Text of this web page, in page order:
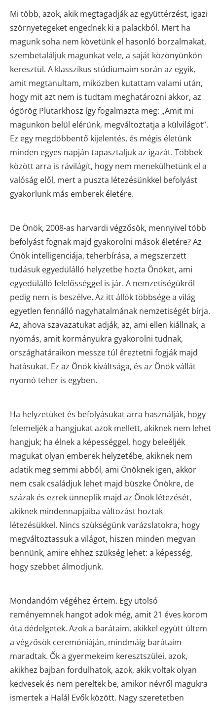
Mi több, azok, akik megtagadják az együttérzést, igazi
szörnyetegeket engednek ki a palackból. Mert ha
magunk soha nem követünk el hasonló borzalmakat,
szembetaláljuk magunkat vele, a saját közönyünkön
keresztül. A klasszikus stúdiumaim során az egyik,
amit megtanultam, miközben kutattam valami után,
hogy mit azt nem is tudtam meghatározni akkor, az
ógörög Plutarkhosz így fogalmazta meg: „Amit mi
magunkon belül elérünk, megváltoztatja a külvilágot”.
Ez egy megdöbbentő kijelentés, és mégis életünk
minden egyes napján tapasztaljuk az igazát. Többek
között arra is rávilágít, hogy nem menekülhetünk el a
valóság elől, mert a puszta létezésünkkel befolyást
gyakorlunk más emberek életére.
De Önök, 2008-as harvardi végzősök, mennyivel több
befolyást fognak majd gyakorolni mások életére? Az
Önök intelligenciája, teherbírása, a megszerzett
tudásuk egyedülálló helyzetbe hozta Önöket, ami
egyedülálló felelősséggel is jár. A nemzetiségükről
pedig nem is beszélve. Az itt állók többsége a világ
egyetlen fennálló nagyhatalmának nemzetiségét bírja.
Az, ahova szavazatukat adják, az, ami ellen kiállnak, a
nyomás, amit kormányukra gyakorolni tudnak,
országhatáraikon messze túl éreztetni fogják majd
hatásukat. Ez az Önök kiváltsága, és az Önök vállát
nyomó teher is egyben.
Ha helyzetüket és befolyásukat arra használják, hogy
felemeljék a hangjukat azok mellett, akiknek nem lehet
hangjuk; ha élnek a képességgel, hogy beleéljék
magukat olyan emberek helyzetébe, akiknek nem
adatik meg semmi abból, ami Önöknek igen, akkor
nem csak családjuk lehet majd büszke Önökre, de
százak és ezrek ünneplik majd az Önök létezését,
akiknek mindennapjaiba változást hoztak
létezésükkel. Nincs szükségünk varázslatokra, hogy
megváltoztassuk a világot, hiszen minden megvan
bennünk, amire ehhez szükség lehet: a képesség,
hogy szebbet álmodjunk.
Mondandóm végéhez értem. Egy utolsó
reményemnek hangot adok még, amit 21 éves korom
óta dédelgetek. Azok a barátaim, akikkel együtt ültem
a végzősök ceremóniáján, mindmáig barátaim
maradtak. Ők a gyermekeim keresztszülei, azok,
akikhez bajban fordulhatok, azok, akik voltak olyan
kedvesek és nem pereltek be, amikor névről magukra
ismertek a Halál Evők között. Nagy szeretetben